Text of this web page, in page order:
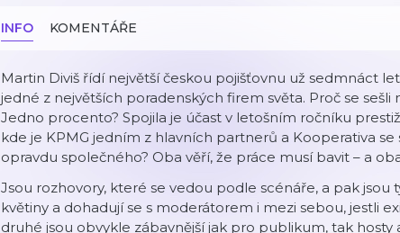
INFO KOMENTÁŘE
Martin Diviš řídí největší českou pojišťovnu už sedmnáct
jedné z největších poradenských firem světa. Proč se
Jedno procento? Spojila je účast v letošním ročníku
kde je KPMG jedním z hlavních partnerů a Kooperativa se
opravdu společného? Oba věří, že práce musí bavit – a
Jsou rozhovory, které se vedou podle scénáře, a pak jsou
květiny a dohadují se s moderátorem i mezi sebou, jestli
druhé jsou obvykle zábavnější jak pro publikum, tak hosty